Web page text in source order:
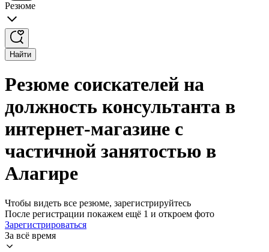
Резюме
Найти
Резюме соискателей на
должность консультанта в
интернет-магазине с
частичной занятостью в
Алагире
Чтобы видеть все резюме, зарегистрируйтесь
После регистрации покажем ещё 1 и откроем фото
Зарегистрироваться
За всё время